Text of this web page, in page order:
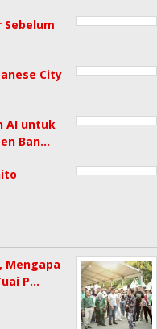
Sebelum
City
AI untuk
Ban…
Mengapa
P…